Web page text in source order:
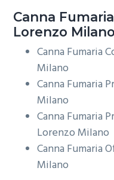
Canna
Lorenzo Milano
Canna Fumaria
Milano
Canna Fumaria
Milano
Canna Fumaria
Lorenzo Milano
Canna Fumaria
Milano